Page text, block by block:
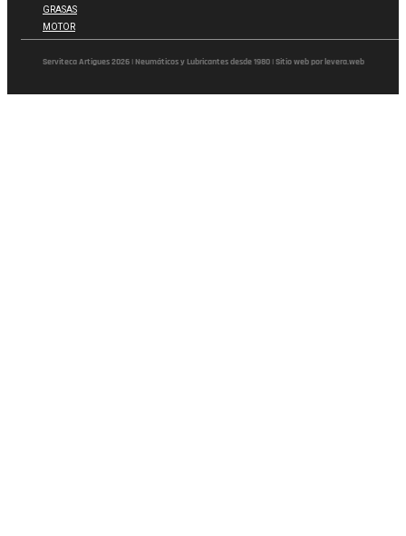
GRASAS
MOTOR
Serviteca Artigues 2026 | Neumáticos y Lubricantes desde 1980 | Sitio web por levera.web